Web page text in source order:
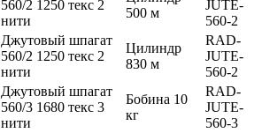
560/2 1250 текс 2
нити
500 м
JUTE-
560-2
Джутовый шпагат
560/2 1250 текс 2
нити
Цилиндр
830 м
RAD-
JUTE-
560-2
Джутовый шпагат
560/3 1680 текс 3
нити
Бобина 10
кг
RAD-
JUTE-
560-3